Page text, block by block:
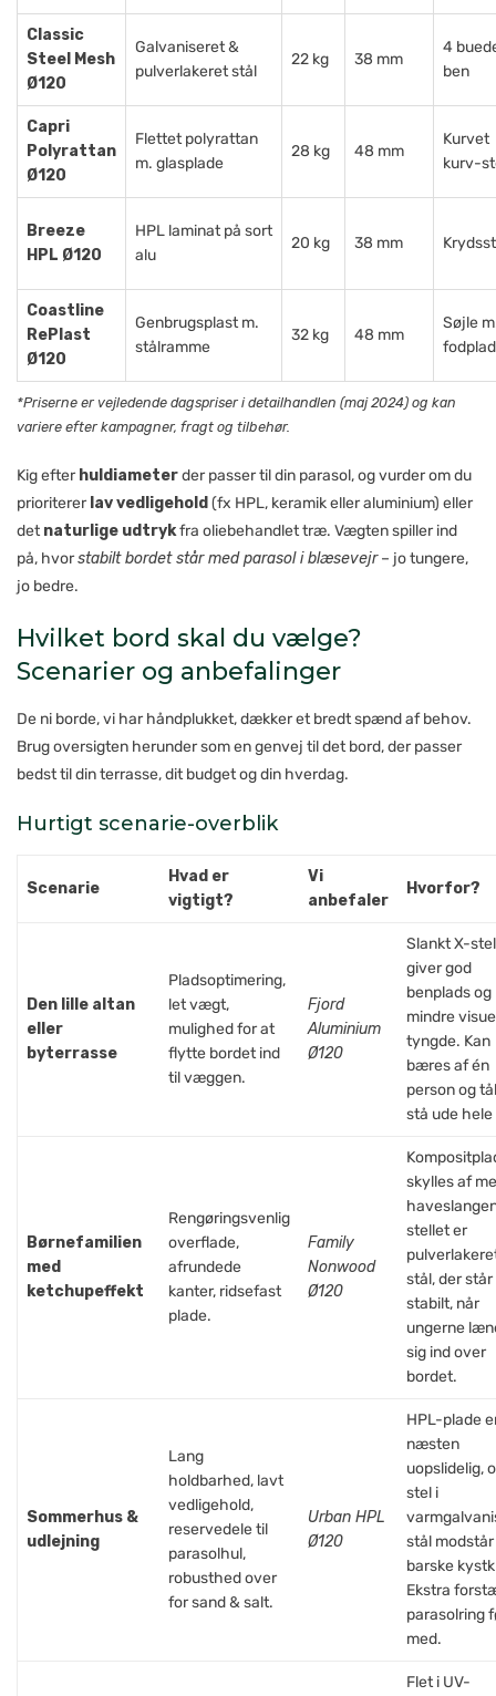
Classic
Steel Mesh
Ø120
Galvaniseret &
pulverlakeret stål
22 kg 38 mm
4
ben
Capri
Polyrattan
Ø120
Flettet polyrattan
m. glasplade
28 kg 48 mm
Kurvet
kurv-
Breeze
HPL Ø120
HPL laminat på sort
alu
20 kg 38 mm
Coastline
RePlast
Ø120
Genbrugsplast m.
stålramme
32 kg 48 mm
Søjle
*Priserne er vejledende dagspriser i detailhandlen (maj 2024) og kan
variere efter kampagner, fragt og tilbehør.
Kig efter huldiameterder passer til din parasol, og vurder om du
prioriterer lav vedligehold (fx HPL, keramik eller aluminium) eller
detnaturlige udtrykfra oliebehandlet træ. Vægten spiller ind
på, hvorstabilt bordet står med parasol i blæsevejr– jo tungere,
jo bedre.
Hvilket bord skal du vælge?
Scenarier og anbefalinger
De ni borde, vi har håndplukket, dækker et bredt spænd af behov.
Brug oversigten herunder som en genvej til det bord, der passer
bedst til din terrasse, dit budget og din hverdag.
Hurtigt scenarie-overblik
Scenarie
Hvad er
vigtigt?
Vi
anbefaler
Hvorfor?
Den lille altan
eller
byterrasse
Pladsoptimering,
let vægt,
mulighed for at
flytte bordet ind
til væggen.
Fjord
Aluminium
Ø120
Slankt X-stel
giver god
benplads og
mindre
tyngde. Kan
bæres af én
person og
stå ude
Børnefamilien
med
ketchupeffekt
Rengøringsvenlig
overflade,
afrundede
kanter, ridsefast
plade.
Family
Nonwood
Ø120
skylles af
stellet er
stål, der står
stabilt, når
ungerne
sig ind over
bordet.
Sommerhus &
udlejning
Lang
holdbarhed, lavt
vedligehold,
reservedele til
parasolhul,
robusthed over
for sand & salt.
Urban HPL
Ø120
HPL-plade
næsten
uopslidelig,
stel i
stål
barske
Ekstra
parasolring
med.
Flet i UV-